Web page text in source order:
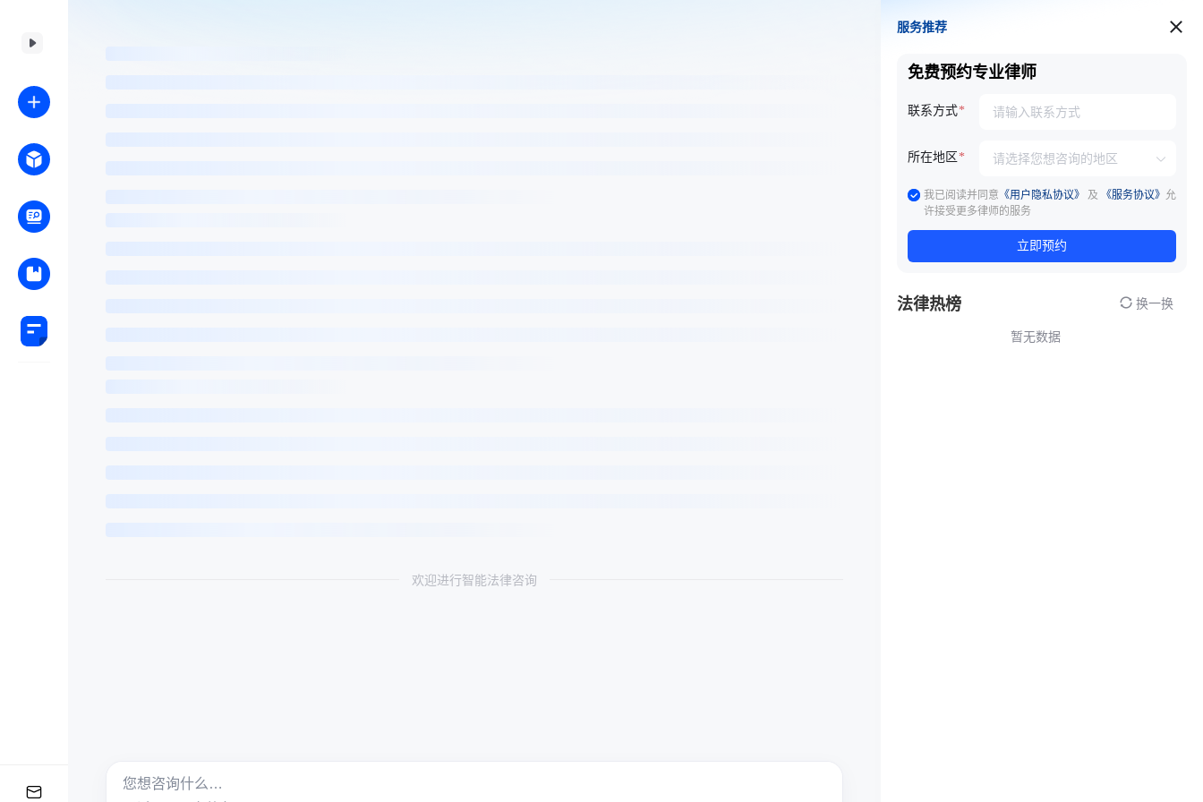
欢迎进行智能法律咨询
服务推荐
服务推荐
免费预约专业律师
联系方式
所在地区
我已阅读并同意 《用户隐私协议》 及 《服务协议》 允
许接受更多律师的服务
立即预约
法律热榜 换一换
暂无数据